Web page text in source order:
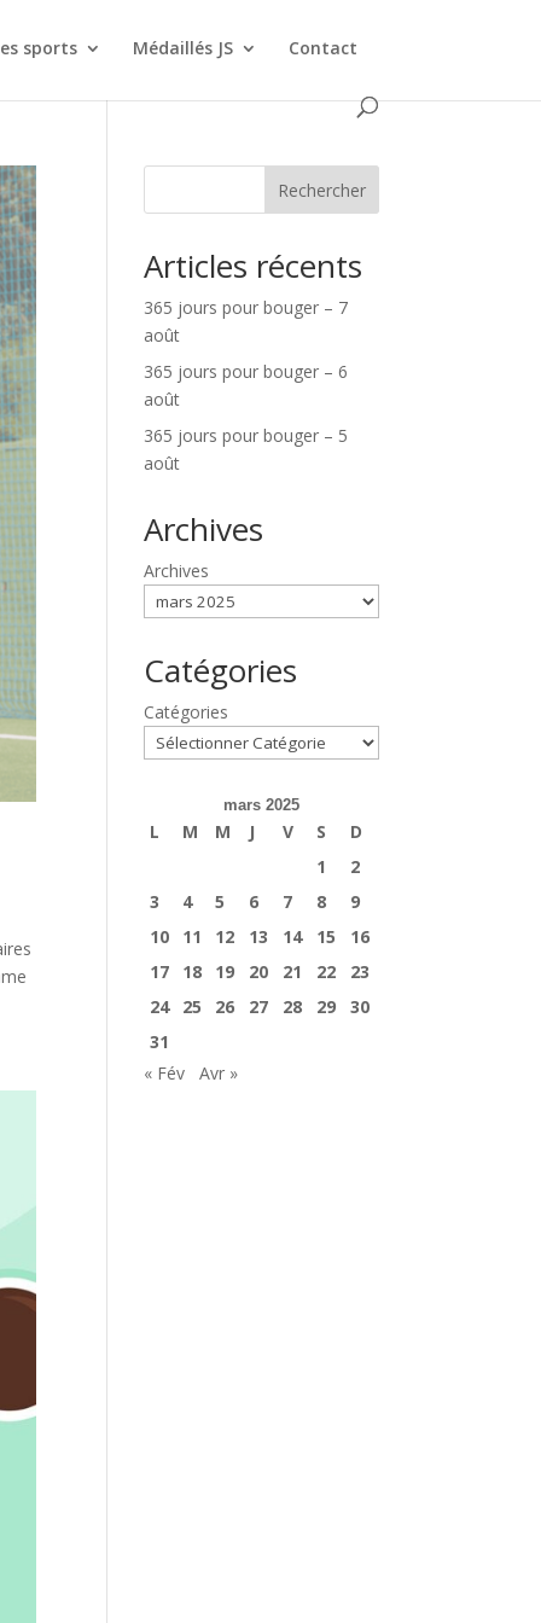
sports Médaillés JS Contact
Rechercher
Articles récents
365 jours pour bouger – 7
août
365 jours pour bouger – 6
août
365 jours pour bouger – 5
août
Archives
Archives
Catégories
Catégories
mars 2025
L M M J V S
D
1
2
3
4 5 6 7 8
9
10
11 12 13 14 15
16
17
18 19 20 21 22
23
24
25 26 27 28 29
30
31
« Fév
Avr »